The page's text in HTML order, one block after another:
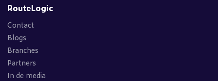
RouteLogic
Contact
Blogs
Branches
Partners
In de media